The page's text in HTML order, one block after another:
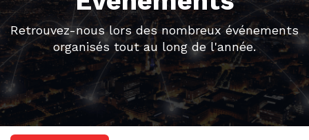
Retrouvez-nous lors des nombreux événements
organisés tout au long de l'année.